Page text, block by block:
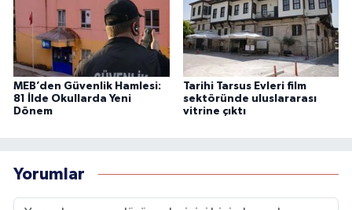
MEB’den Güvenlik Hamlesi:
81 İlde Okullarda Yeni
Dönem
Tarihi Tarsus Evleri film
sektöründe uluslararası
vitrine çıktı
Yorumlar